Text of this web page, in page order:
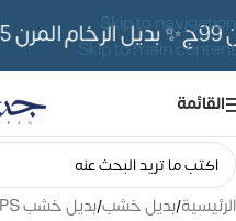
Skip to navigation
Skip to main content
✨ بديل الرخام المرن 565ج بدلًا من 690ج لفترة محدوده
القائمة
الرئيسية/بديل خشب/بديل خشب PS